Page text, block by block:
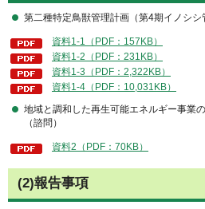
第二種特定鳥獣管理計画（第4期イノシシ
資料1-1（PDF：157KB）
資料1-2（PDF：231KB）
資料1-3（PDF：2,322KB）
資料1-4（PDF：10,031KB）
地域と調和した再生可能エネルギー事業
（諮問）
資料2（PDF：70KB）
(2)報告事項